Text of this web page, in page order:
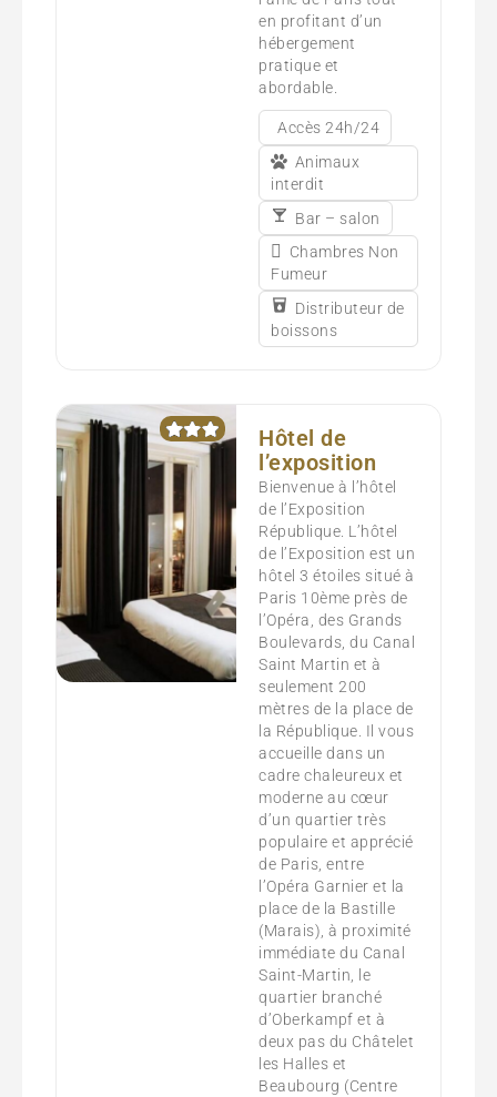
en profitant d’un
hébergement
pratique et
abordable.
Accès 24h/24
Animaux
interdit
Bar – salon
Chambres Non
Fumeur
Distributeur de
boissons
Hôtel de
l’exposition
Bienvenue à l’hôtel
de l’Exposition
République. L’hôtel
de l’Exposition est un
hôtel 3 étoiles situé à
Paris 10ème près de
l’Opéra, des Grands
Boulevards, du Canal
Saint Martin et à
seulement 200
mètres de la place de
la République. Il vous
accueille dans un
cadre chaleureux et
moderne au cœur
d’un quartier très
populaire et apprécié
de Paris, entre
l’Opéra Garnier et la
place de la Bastille
(Marais), à proximité
immédiate du Canal
Saint-Martin, le
quartier branché
d’Oberkampf et à
deux pas du Châtelet
les Halles et
Beaubourg (Centre